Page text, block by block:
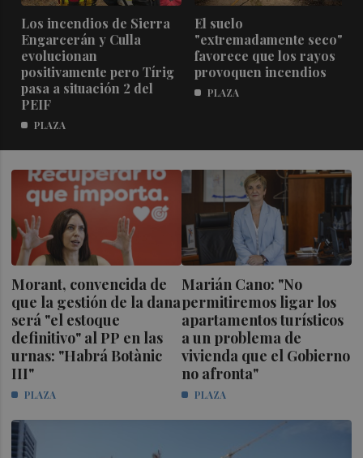
Los incendios de Sierra
Engarcerán y Culla
evolucionan
positivamente pero Tírig
pasa a situación 2 del
PEIF
PLAZA
El suelo
"extremadamente seco"
favorece que los rayos
provoquen incendios
PLAZA
Morant, convencida de
que la gestión de la dana
será "el estoque
definitivo" al PP en las
urnas: "Habrá Botànic
III"
PLAZA
Marián Cano: "No
permitiremos ligar los
apartamentos turísticos
a un problema de
vivienda que el Gobierno
no afronta"
PLAZA